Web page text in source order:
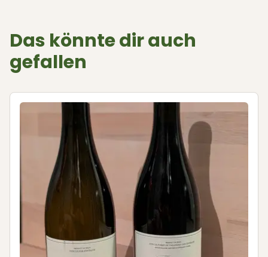
Das könnte dir auch
gefallen